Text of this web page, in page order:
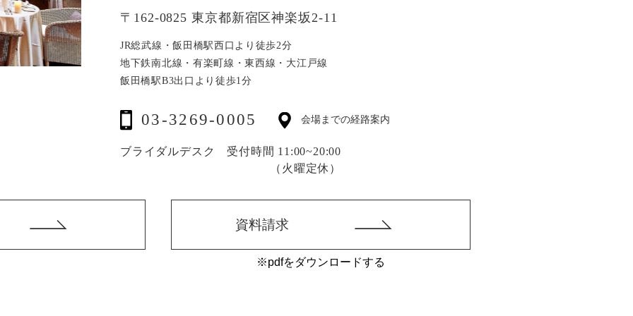
〒162-0825 東京都新宿区神楽坂2-11
JR総武線・飯田橋駅西口より徒歩2分
地下鉄南北線・有楽町線・東西線・大江戸線
飯田橋駅B3出口より徒歩1分
会場までの経路案内
03-3269-0005
ブライダルデスク 受付時間 11:00~20:00
（火曜定休）
資料請求
※pdfをダウンロードする